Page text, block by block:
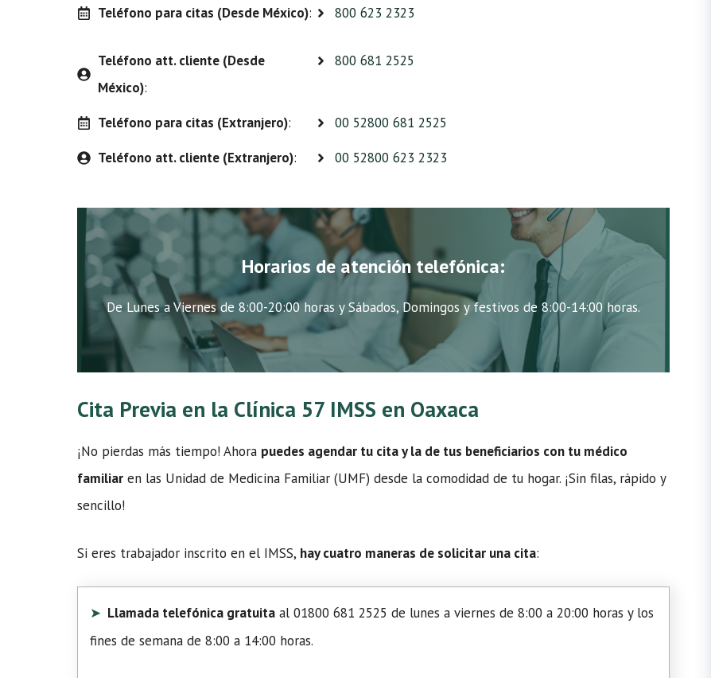
Teléfono para citas (Desde México): 800 623 2323
Teléfono att. cliente (Desde
México):
800 681 2525
Teléfono para citas (Extranjero):
00 52800 681 2525
Teléfono att. cliente (Extranjero): 00 52800 623 2323
Horarios de atención telefónica:
De Lunes a Viernes de 8:00-20:00 horas y Sábados, Domingos y festivos de 8:00-14:00 horas.
Cita Previa en la Clínica 57 IMSS en Oaxaca
¡No pierdas más tiempo! Ahora puedes agendar tu cita y la de tus beneficiarios con tu médico
familiar en las Unidad de Medicina Familiar (UMF) desde la comodidad de tu hogar. ¡Sin filas, rápido y
sencillo!
Si eres trabajador inscrito en el IMSS, hay cuatro maneras de solicitar una cita:
Llamada telefónica gratuita al 01800 681 2525 de lunes a viernes de 8:00 a 20:00 horas y los
fines de semana de 8:00 a 14:00 horas.